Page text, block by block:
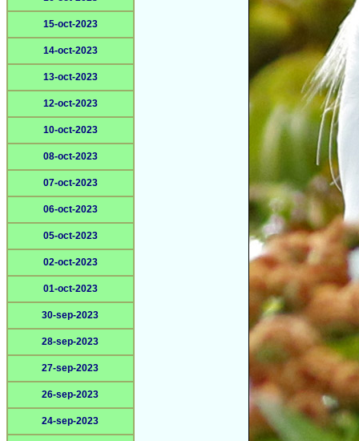
15-oct-2023
14-oct-2023
13-oct-2023
12-oct-2023
10-oct-2023
08-oct-2023
07-oct-2023
06-oct-2023
05-oct-2023
02-oct-2023
01-oct-2023
30-sep-2023
28-sep-2023
27-sep-2023
26-sep-2023
24-sep-2023